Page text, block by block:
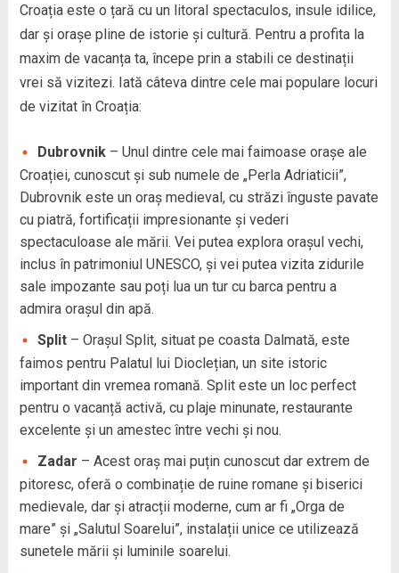
Croația este o țară cu un litoral spectaculos, insule idilice,
dar și orașe pline de istorie și cultură. Pentru a profita la
maxim de vacanța ta, începe prin a stabili ce destinații
vrei să vizitezi. Iată câteva dintre cele mai populare locuri
de vizitat în Croația:
Dubrovnik– Unul dintre cele mai faimoase orașe ale
Croației, cunoscut și sub numele de „Perla Adriaticii”,
Dubrovnik este un oraș medieval, cu străzi înguste pavate
cu piatră, fortificații impresionante și vederi
spectaculoase ale mării. Vei putea explora orașul vechi,
inclus în patrimoniul UNESCO, și vei putea vizita zidurile
sale impozante sau poți lua un tur cu barca pentru a
admira orașul din apă.
Split– Orașul Split, situat pe coasta Dalmată, este
faimos pentru Palatul lui Dioclețian, un site istoric
important din vremea romană. Split este un loc perfect
pentru o vacanță activă, cu plaje minunate, restaurante
excelente și un amestec între vechi și nou.
Zadar – Acest oraș mai puțin cunoscut dar extrem de
pitoresc, oferă o combinație de ruine romane și biserici
medievale, dar și atracții moderne, cum ar fi „Orga de
mare” și „Salutul Soarelui”, instalații unice ce utilizează
sunetele mării și luminile soarelui.